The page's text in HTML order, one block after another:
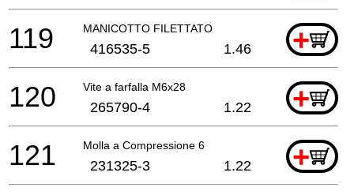
MANICOTTO FILETTATO +
119 416535-5 1.46
Vite a farfalla M6x28 +
120 265790-4 1.22
Molla a Compressione 6 +
121 231325-3 1.22